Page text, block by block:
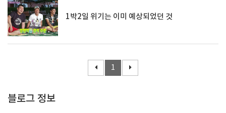
1박2일 위기는 이미 예상되었던 것
1
블로그 정보